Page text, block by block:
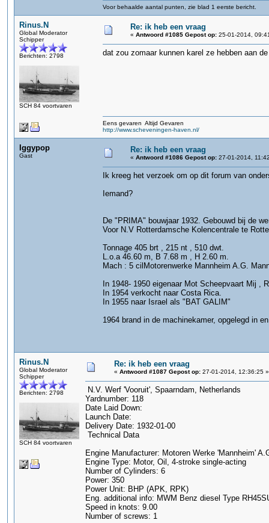
Voor behaalde aantal punten, zie blad 1 eerste bericht.
Rinus.N
Global Moderator
Schipper
Berichten: 2798
SCH 84 voortvaren
Re: ik heb een vraag
« Antwoord #1085 Gepost op: 25-01-2014,
dat zou zomaar kunnen karel ze hebben aan
Eens gevaren Altijd Gevaren
http://www.scheveningen-haven.nl/
Iggypop
Gast
Re: ik heb een vraag
« Antwoord #1086 Gepost op: 27-01-2014,
Ik kreeg het verzoek om op dit forum van
Iemand?
De "PRIMA" bouwjaar 1932. Gebouwd bij de
Voor N.V Rotterdamsche Kolencentrale te
Tonnage 405 brt , 215 nt , 510 dwt.
L.o.a 46.60 m, B 7.68 m , H 2.60 m.
Mach : 5 cilMotorenwerke Mannheim A.G.
In 1948- 1950 eigenaar Mot Scheepvaart Mij ,
In 1954 verkocht naar Costa Rica.
In 1955 naar Israel als "BAT GALIM"
1964 brand in de machinekamer, opgelegd in
Rinus.N
Global Moderator
Schipper
Berichten: 2798
SCH 84 voortvaren
Re: ik heb een vraag
« Antwoord #1087 Gepost op: 27-01-2014, 12:36:25 »
N.V. Werf 'Vooruit', Spaarndam, Netherlands
Yardnumber: 118
Date Laid Down:
Launch Date:
Delivery Date: 1932-01-00
Technical Data
Engine Manufacturer: Motoren Werke 'Mannheim'
Engine Type: Motor, Oil, 4-stroke single-acting
Number of Cylinders: 6
Power: 350
Power Unit: BHP (APK, RPK)
Eng. additional info: MWM Benz diesel Type
Speed in knots: 9.00
Number of screws: 1